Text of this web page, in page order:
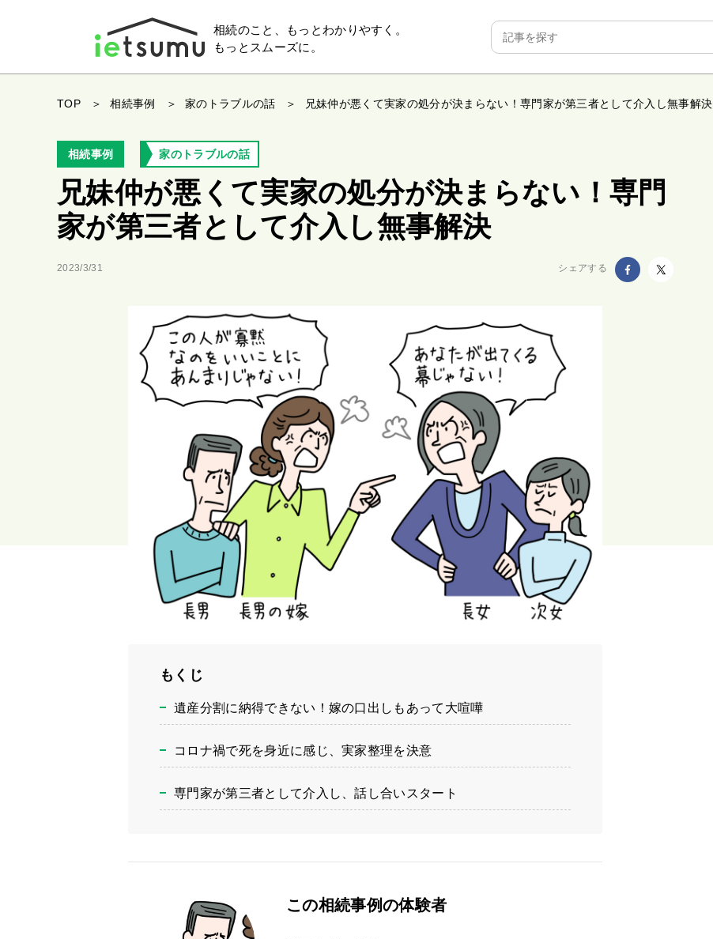
相続のこと、もっとわかりやすく。
もっとスムーズに。
TOP 相続事例 家のトラブルの話 兄妹仲が悪くて実家の処分が決まらない！専門家が第三者として介入し無事解決
相続事例 家のトラブルの話
兄妹仲が悪くて実家の処分が決まらない！専門
家が第三者として介入し無事解決
2023/3/31 シェアする
もくじ
遺産分割に納得できない！嫁の口出しもあって大喧嘩
コロナ禍で死を身近に感じ、実家整理を決意
専門家が第三者として介入し、話し合いスタート
この相続事例の体験者